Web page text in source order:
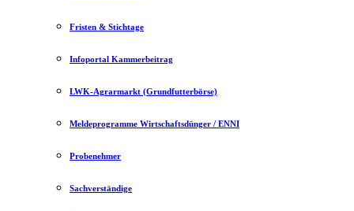
Fristen & Stichtage
Infoportal Kammerbeitrag
LWK-Agrarmarkt (Grundfutterbörse)
Meldeprogramme Wirtschaftsdünger / ENNI
Probenehmer
Sachverständige